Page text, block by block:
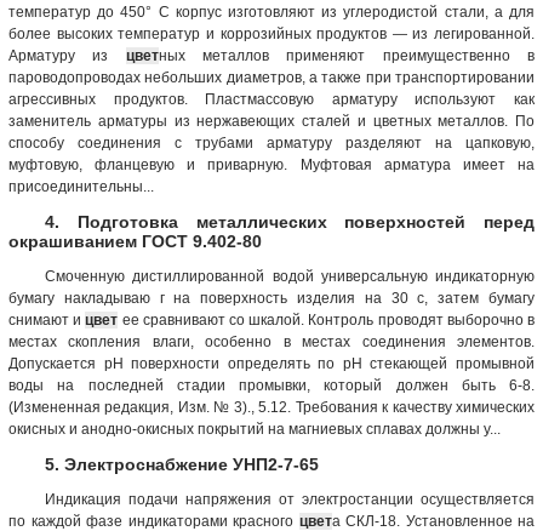
температур до 450° С корпус изготовляют из углеродистой стали, а для
более высоких температур и коррозийных продуктов — из легированной.
Арматуру из цветных металлов применяют преимущественно в
пароводопроводах небольших диаметров, а также при транспортировании
агрессивных продуктов. Пластмассовую арматуру используют как
заменитель арматуры из нержавеющих сталей и цветных металлов. По
способу соединения с трубами арматуру разделяют на цапковую,
муфтовую, фланцевую и приварную. Муфтовая арматура имеет на
присоединительны...
4. Подготовка металлических поверхностей перед
окрашиванием ГОСТ 9.402-80
Смоченную дистиллированной водой универсальную индикаторную
бумагу накладываю г на поверхность изделия на 30 с, затем бумагу
снимают ицвет ее сравнивают со шкалой. Контроль проводят выборочно в
местах скопления влаги, особенно в местах соединения элементов.
Допускается рН поверхности определять по рН стекающей промывной
воды на последней стадии промывки, который должен быть 6-8.
(Измененная редакция, Изм. № 3)., 5.12. Требования к качеству химических
окисных и анодно-окисных покрытий на магниевых сплавах должны у...
5. Электроснабжение УНП2-7-65
Индикация подачи напряжения от электростанции осуществляется
по каждой фазе индикаторами красного цвета СКЛ-18. Установленное на